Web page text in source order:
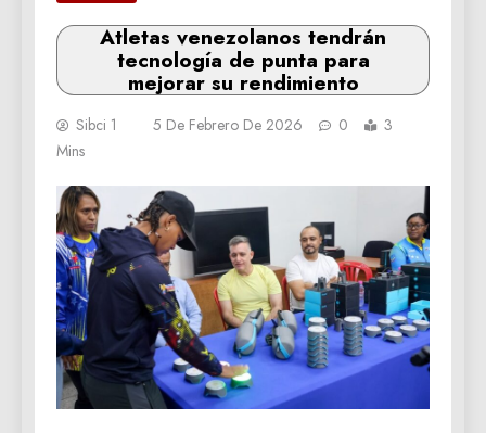
Atletas venezolanos tendrán
tecnología de punta para
mejorar su rendimiento
Sibci 1 5 De Febrero De 2026 0
3
Mins